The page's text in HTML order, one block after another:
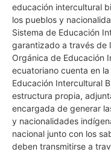
educación intercultural
los pueblos y
Sistema de Educación
garantizado a través de
Orgánica de Educación
ecuatoriano cuenta en
Educación Intercultural
estructura propia,
encargada de generar
y nacionalidades
nacional junto con los
deben transmitirse a